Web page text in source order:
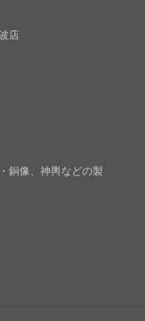
店
銅像、神輿などの製